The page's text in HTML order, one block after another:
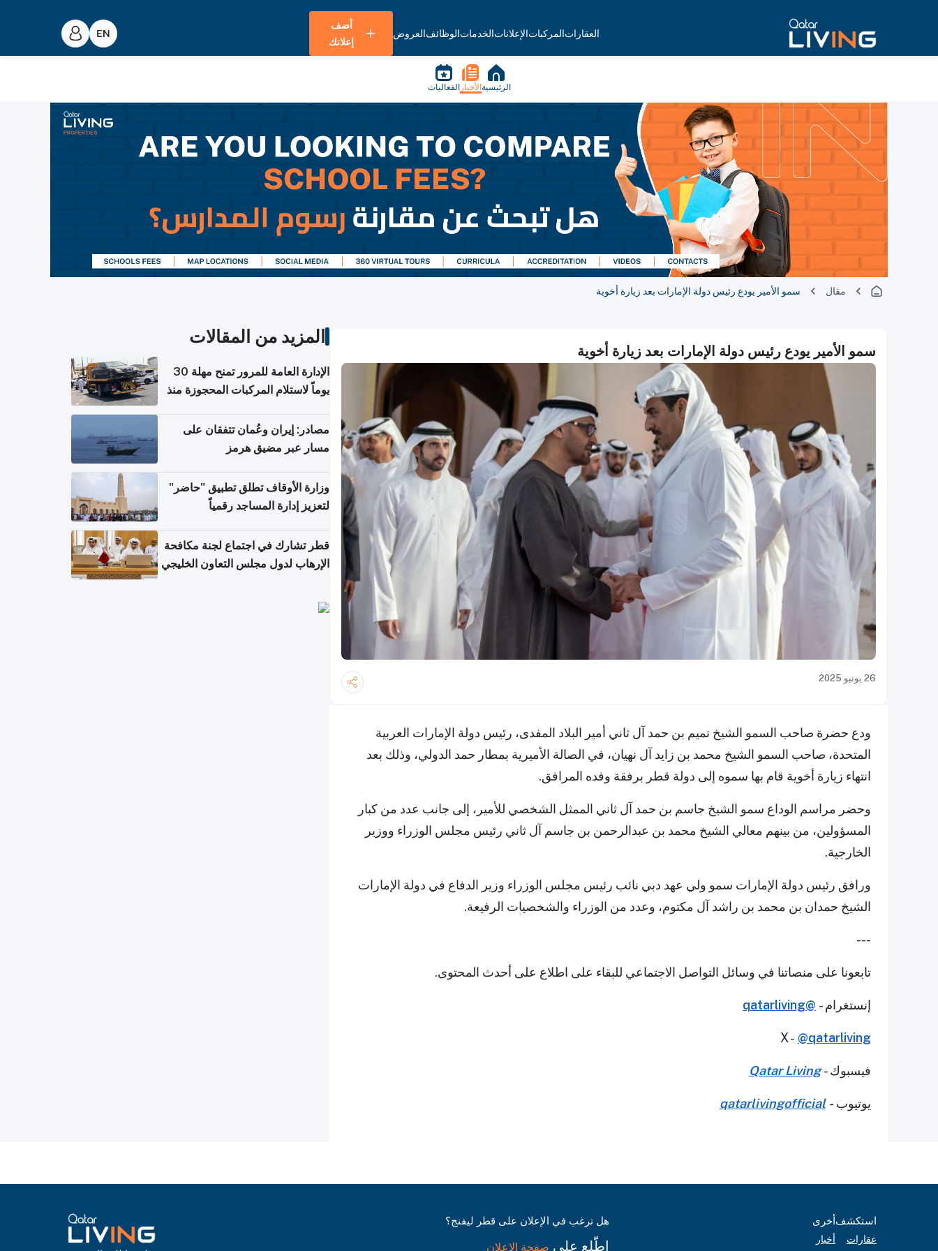
العقاراتالمركباتالإعلاناتالخدماتالوظائفالعروض
أضف
إعلانك
الرئيسية الأخبار الفعاليات
مقال سمو الأمير يودع رئيس دولة الإمارات بعد زيارة أخوية
سمو الأمير يودع رئيس دولة الإمارات بعد زيارة أخوية
26 يونيو 2025
ودع حضرة صاحب السمو الشيخ تميم بن حمد آل ثاني أمير البلاد المفدى، رئيس دولة الإمارات العربية
المتحدة، صاحب السمو الشيخ محمد بن زايد آل نهيان، في الصالة الأميرية بمطار حمد الدولي، وذلك بعد
انتهاء زيارة أخوية قام بها سموه إلى دولة قطر برفقة وفده المرافق.
وحضر مراسم الوداع سمو الشيخ جاسم بن حمد آل ثاني الممثل الشخصي للأمير، إلى جانب عدد من كبار
المسؤولين، من بينهم معالي الشيخ محمد بن عبدالرحمن بن جاسم آل ثاني رئيس مجلس الوزراء ووزير
الخارجية.
ورافق رئيس دولة الإمارات سمو ولي عهد دبي نائب رئيس مجلس الوزراء وزير الدفاع في دولة الإمارات
الشيخ حمدان بن محمد بن راشد آل مكتوم، وعدد من الوزراء والشخصيات الرفيعة.
---
تابعونا على منصاتنا في وسائل التواصل الاجتماعي للبقاء على اطلاع على أحدث المحتوى.
إنستغرام - @qatarliving
X - @qatarliving
فيسبوك -Qatar Living
يوتيوب -
qatarlivingofficial
المزيد من المقالات
الإدارة العامة للمرور تمنح مهلة 30
يوماً لاستلام المركبات المحجوزة منذ
مصادر: إيران وعُمان تتفقان على
مسار عبر مضيق هرمز
وزارة الأوقاف تطلق تطبيق "حاضر"
لتعزيز إدارة المساجد رقمياً
قطر تشارك في اجتماع لجنة مكافحة
الإرهاب لدول مجلس التعاون الخليجي
استكشف
عقارات
أخرى
أخبار
هل ترغب في الإعلان على قطر ليفنج؟
اطّلع على صفحة الإعلان